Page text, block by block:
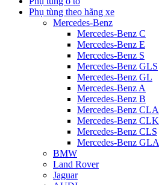
Phụ tùng theo hãng xe
Mercedes-Benz
Mercedes-Benz C
Mercedes-Benz E
Mercedes-Benz S
Mercedes-Benz GLS
Mercedes-Benz GL
Mercedes-Benz A
Mercedes-Benz B
Mercedes-Benz CLA
Mercedes-Benz CLK
Mercedes-Benz CLS
Mercedes-Benz GLA
BMW
Land Rover
Jaguar